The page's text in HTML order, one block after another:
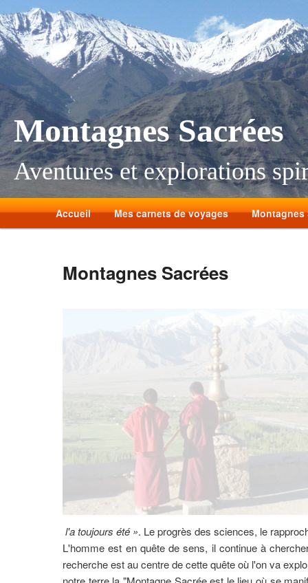
Montagnes Sacrées
Aventures et explorations
Accueil Mes carnets de voyages Montagnes
Montagnes Sacrées
l'a toujours été ». Le progrès des sciences, le
L'homme est en quête de sens, il continue à
recherche est au centre de cette quête où l'on va